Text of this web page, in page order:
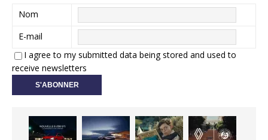
Nom
E-mail
I agree to my submitted data being stored and used to
receive newsletters